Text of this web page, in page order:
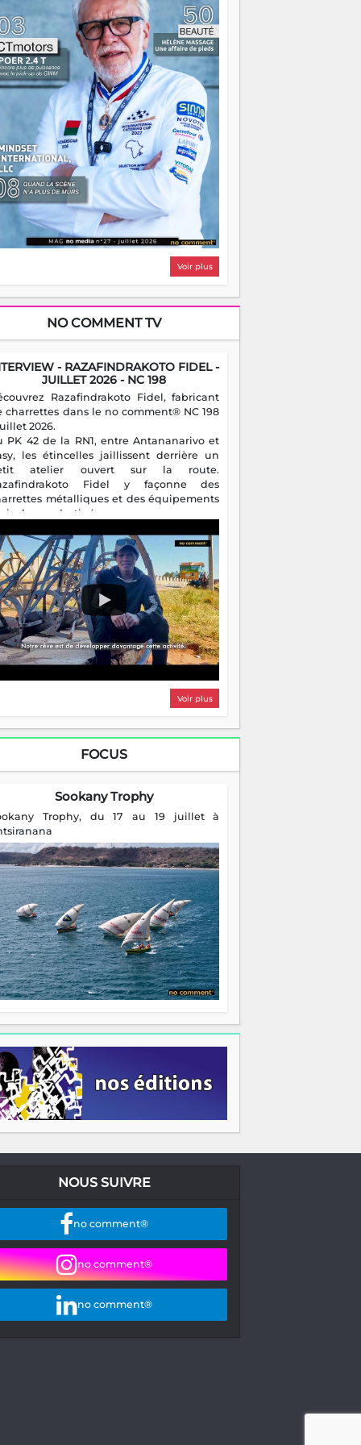
on pourrait s'arrêter là, applaudir et
chez soi satisfait. Mais ce serait
à côté d'une chose essentielle. La
ça brûle fort — et parfois, ça brûle
Une flamme sans direction peut
autant qu'elle peut consumer. C'est
que les aînés entrent en scène — pas
reprendre le gouvernail, mais pour
où sont les récifs. Les jeunes ont la
les vieux ont l'expérience, comme on
Ce n'est pas un combat de générations
c'est une question d'équipage. Partagez
réussites, mais aussi vos échecs. Surtout
échecs, d'ailleurs — ils enseignent
que n'importe quel manuel. À
la barque avance. Il faut juste
que tout le monde rame dans le
Voir plus
NO COMMENT TV
- RAZAFINDRAKOTO FIDEL -
JUILLET 2026 - NC 198
Razafindrakoto Fidel, fabricant
charrettes dans le no comment® NC 198
2026.
PK 42 de la RN1, entre Antananarivo et
les étincelles jaillissent derrière un
atelier ouvert sur la route.
Fidel y façonne des
métalliques et des équipements
destinés aux campagnes
il perpétue un métier discret mais
Voir plus
FOCUS
Sookany Trophy
Trophy, du 17 au 19 juillet à
NOUS SUIVRE
no comment®
no comment®
no comment®